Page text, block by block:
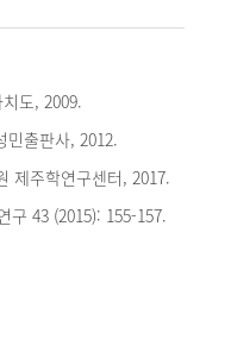
도, 2009.
민출판사, 2012.
제주학연구센터, 2017.
구 43 (2015): 155-157.